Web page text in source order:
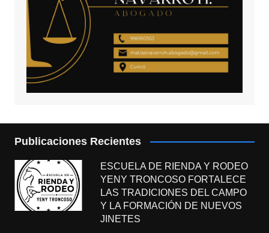
Publicaciones Recientes
ESCUELA DE RIENDA Y RODEO
YENY TRONCOSO FORTALECE
LAS TRADICIONES DEL CAMPO
Y LA FORMACIÓN DE NUEVOS
JINETES